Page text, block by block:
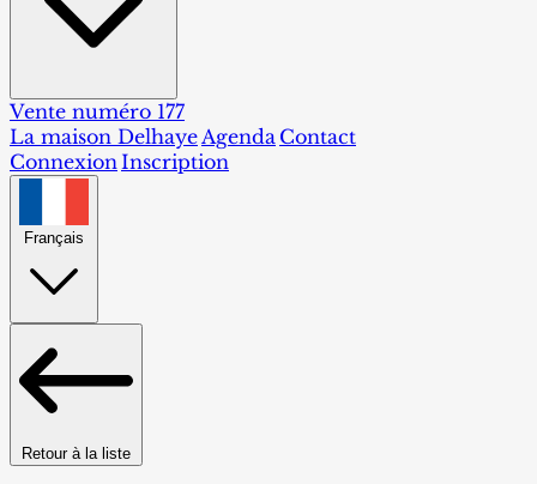
Vente numéro 177
La maison DelhayeAgenda Contact
ConnexionInscription
Français
Retour à la liste